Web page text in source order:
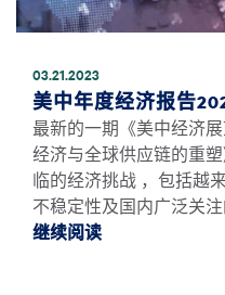
03.21.2023
美中年度经济报告
最新的一期《美中经济
经济与全球供应链的重
临的经济挑战 ，包括越
不稳定性及国内广泛关注
继续阅读继续阅读美中